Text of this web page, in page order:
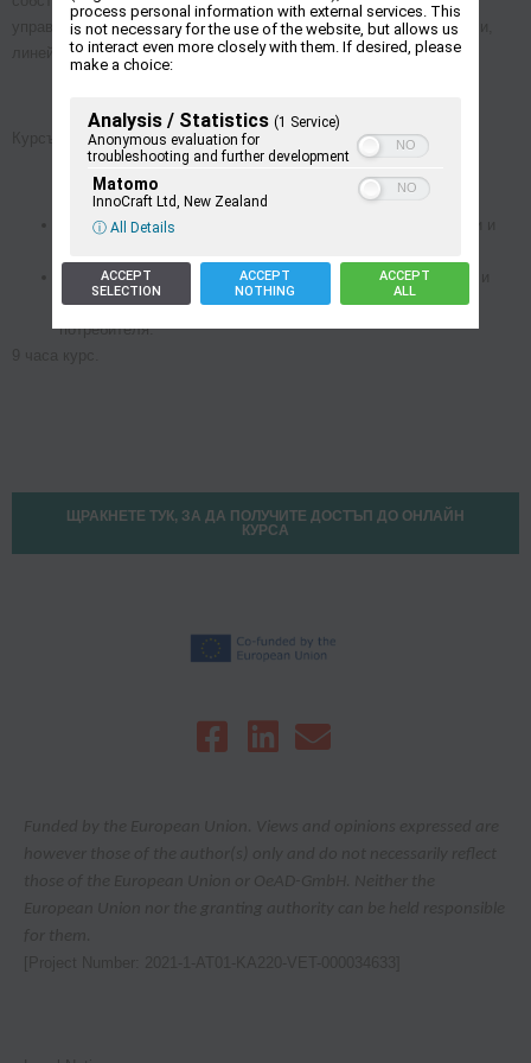
управленски и надзорни роли, като персонал по човешки ресурси,
линейни мениджъри и ръководители на екипи.
Курсът е проектиран като:
удобно електронно обучение, оптимизирано за смартфони и
модулен мултимедиен курс, обслужващ аудио, визуални и
текстови стилове на обучение с често взаимодействие с
потребителя.
ЩРАКНЕТЕ ТУК, ЗА ДА ПОЛУЧИТЕ ДОСТЪП ДО ОНЛАЙН
КУРСА
process personal information with external services. This
is not necessary for the use of the website, but allows us
to interact even more closely with them. If desired, please
make a choice:
Analysis / Statistics (1 Service)
Anonymous evaluation for
troubleshooting and further development
Matomo
InnoCraft Ltd, New Zealand
ⓘ All Details
ACCEPT
SELECTION
ACCEPT
NOTHING
ACCEPT
ALL